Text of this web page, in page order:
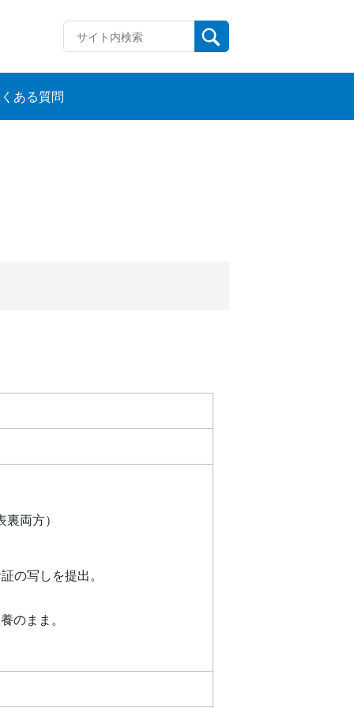
ある質問
両方）
の写しを提出。
のまま。